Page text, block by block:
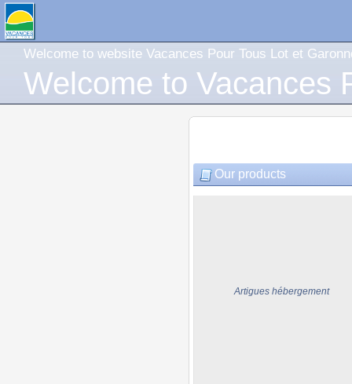
Welcome to website Vacances Pour Tous Lot et
Welcome to Vacances
Our products
Artigues hébergement